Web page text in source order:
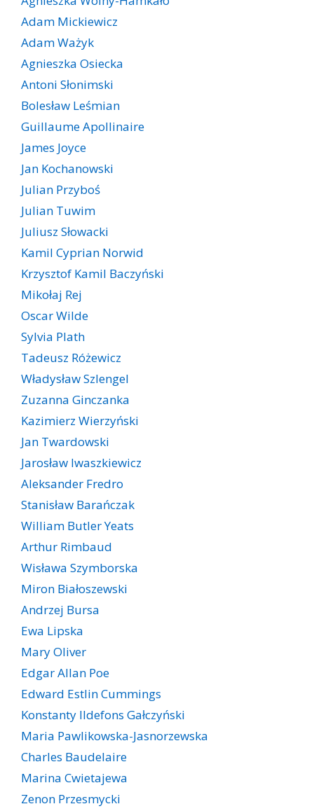
Adam Mickiewicz
Adam Ważyk
Agnieszka Osiecka
Antoni Słonimski
Bolesław Leśmian
Guillaume Apollinaire
James Joyce
Jan Kochanowski
Julian Przyboś
Julian Tuwim
Juliusz Słowacki
Kamil Cyprian Norwid
Krzysztof Kamil Baczyński
Mikołaj Rej
Oscar Wilde
Sylvia Plath
Tadeusz Różewicz
Władysław Szlengel
Zuzanna Ginczanka
Kazimierz Wierzyński
Jan Twardowski
Jarosław Iwaszkiewicz
Aleksander Fredro
Stanisław Barańczak
William Butler Yeats
Arthur Rimbaud
Wisława Szymborska
Miron Białoszewski
Andrzej Bursa
Ewa Lipska
Mary Oliver
Edgar Allan Poe
Edward Estlin Cummings
Konstanty Ildefons Gałczyński
Maria Pawlikowska-Jasnorzewska
Charles Baudelaire
Marina Cwietajewa
Zenon Przesmycki